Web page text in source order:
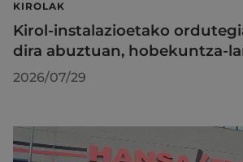
KIROLAK
Kirol-instalazioetako
dira abuztuan, hobekuntza-
2026/07/29